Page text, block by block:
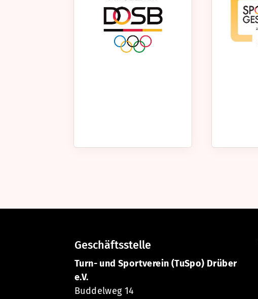
Geschäftsstelle
Turn- und Sportverein (TuSpo) Drüber
e.V.
Buddelweg 14